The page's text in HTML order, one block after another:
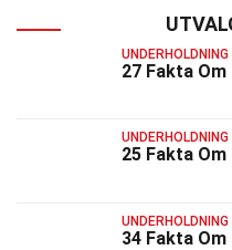
UNDERHOLDNING
27 Fakta
UNDERHOLDNING
25 Fakta
UNDERHOLDNING
34 Fakta